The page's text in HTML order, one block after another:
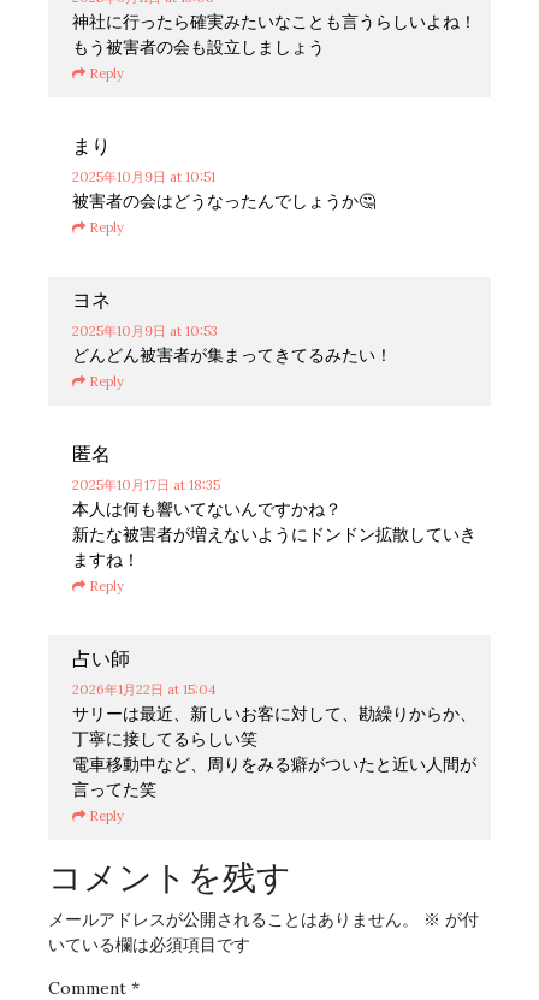
神社に行ったら確実みたいなことも言うらしいよね！
もう被害者の会も設立しましょう
Reply
まり
2025年10月9日 at 10:51
被害者の会はどうなったんでしょうか🤔
Reply
ヨネ
2025年10月9日 at 10:53
どんどん被害者が集まってきてるみたい！
Reply
匿名
2025年10月17日 at 18:35
本人は何も響いてないんですかね？
新たな被害者が増えないようにドンドン拡散していき
ますね！
Reply
占い師
2026年1月22日 at 15:04
サリーは最近、新しいお客に対して、勘繰りからか、
丁寧に接してるらしい笑
電車移動中など、周りをみる癖がついたと近い人間が
言ってた笑
Reply
コメントを残す
メールアドレスが公開されることはありません。 ※ が付
いている欄は必須項目です
Comment *